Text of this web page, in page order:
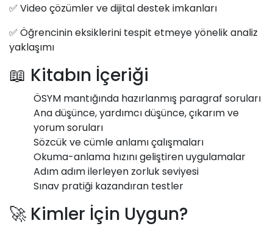
✅ Video çözümler ve dijital destek imkanları
✅ Öğrencinin eksiklerini tespit etmeye yönelik analiz
yaklaşımı
📖 Kitabın İçeriği
ÖSYM mantığında hazırlanmış paragraf soruları
Ana düşünce, yardımcı düşünce, çıkarım ve
yorum soruları
Sözcük ve cümle anlamı çalışmaları
Okuma-anlama hızını geliştiren uygulamalar
Adım adım ilerleyen zorluk seviyesi
Sınav pratiği kazandıran testler
🚀 Kimler İçin Uygun?